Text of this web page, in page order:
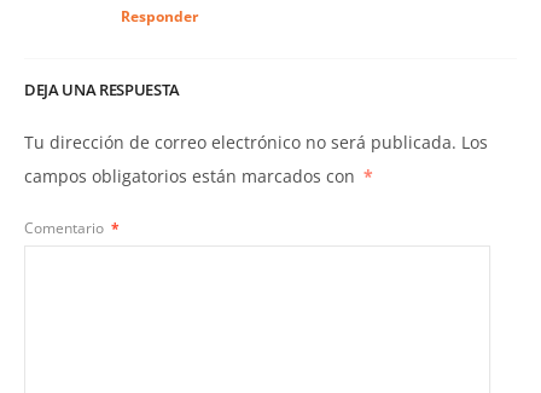
Responder
DEJA UNA RESPUESTA
Tu dirección de correo electrónico no será publicada. Los
campos obligatorios están marcados con *
Comentario *